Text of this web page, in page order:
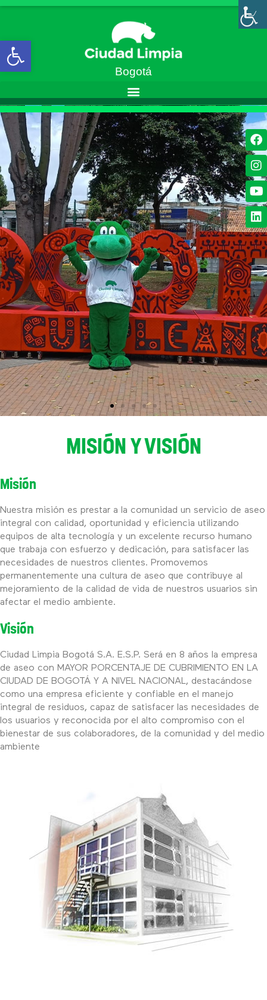
Abrir barra de herramientas
Bogotá
MISIÓN Y VISIÓN
Misión
Nuestra misión es prestar a la comunidad un servicio de aseo
integral con calidad, oportunidad y eficiencia utilizando
equipos de alta tecnología y un excelente recurso humano
que trabaja con esfuerzo y dedicación, para satisfacer las
necesidades de nuestros clientes. Promovemos
permanentemente una cultura de aseo que contribuye al
mejoramiento de la calidad de vida de nuestros usuarios sin
afectar el medio ambiente.
Visión
Ciudad Limpia Bogotá S.A. E.S.P. Será en 8 años la empresa
de aseo con MAYOR PORCENTAJE DE CUBRIMIENTO EN LA
CIUDAD DE BOGOTÁ Y A NIVEL NACIONAL, destacándose
como una empresa eficiente y confiable en el manejo
integral de residuos, capaz de satisfacer las necesidades de
los usuarios y reconocida por el alto compromiso con el
bienestar de sus colaboradores, de la comunidad y del medio
ambiente